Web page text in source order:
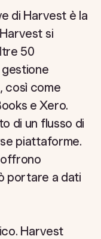
di Harvest è la
si
50
così come
e Xero.
di un flusso di
piattaforme.
portare a dati
Harvest